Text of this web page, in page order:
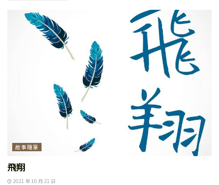
故事隨筆
飛翔
2021 年 10 月 21 日